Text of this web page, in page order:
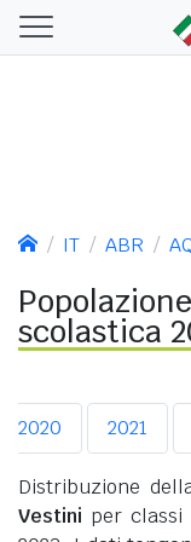
IT ABR
scolastica
2020 2021
Distribuzione
Vestini per classi